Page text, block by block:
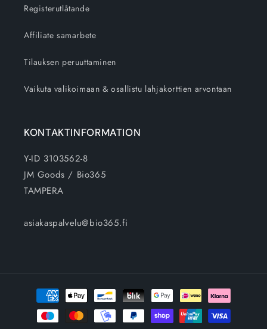
Registerutlåtande
Affiliate samarbete
Tilauksen peruuttaminen
Vaikuta valikoimaan & osallistu lahjakorttien arvontaan
KONTAKTINFORMATION
Y-ID 3103562-8
JM Goods / Bio365
TAMPERA
asiakaspalvelu@bio365.fi
Betalningsmetoder